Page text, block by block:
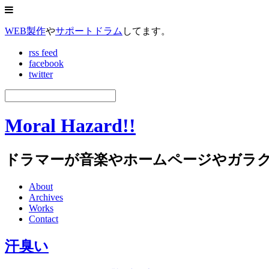
WEB製作やサポートドラム してます。
rss feed
facebook
twitter
Moral Hazard!!
ドラマーが音楽やホームページやガラ
About
Archives
Works
Contact
汗臭い